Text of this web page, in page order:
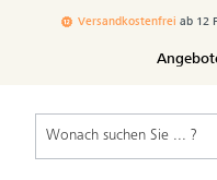
springen
Versandkostenfrei ab 12